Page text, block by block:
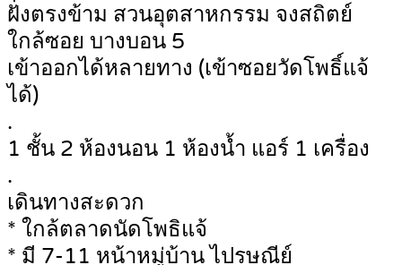
ฝั่งตรงข้าม สวนอุตสาหกรรม จงสถิตย์
ใกล้ซอย บางบอน 5
เข้าออกได้หลายทาง (เข้าซอยวัดโพธิ์แจ้
ได้)
.
1 ชั้น 2 ห้องนอน 1 ห้องน้ำ แอร์ 1 เครื่อง
.
เดินทางสะดวก
* ใกล้ตลาดนัดโพธิแจ้
* มี 7-11 หน้าหมู่บ้าน ไปรษณีย์